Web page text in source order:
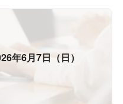
年6月7日（日）